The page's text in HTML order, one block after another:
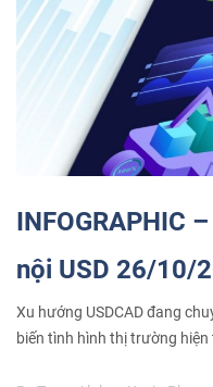
INFOGRAPHIC
nội USD 26/10/
Xu hướng USDCAD đang
biến tình hình thị trường hiện